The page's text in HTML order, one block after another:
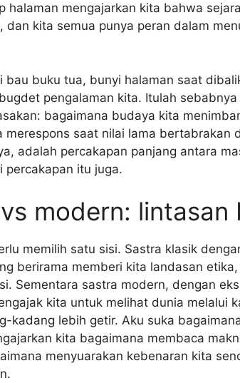
halaman mengajarkan kita bahwa
dan kita semua punya peran dalam
bau buku tua, bunyi halaman saat
pengalaman kita. Itulah
bagaimana budaya kita
merespons saat nilai lama bertabrakan
adalah percakapan panjang antara
percakapan itu juga.
modern: lintasan
memilih satu sisi. Sastra klasik
berirama memberi kita landasan
Sementara sastra modern, dengan
kita untuk melihat dunia melalui
kadang lebih getir. Aku suka
kita bagaimana membaca
menyuarakan kebenaran kita